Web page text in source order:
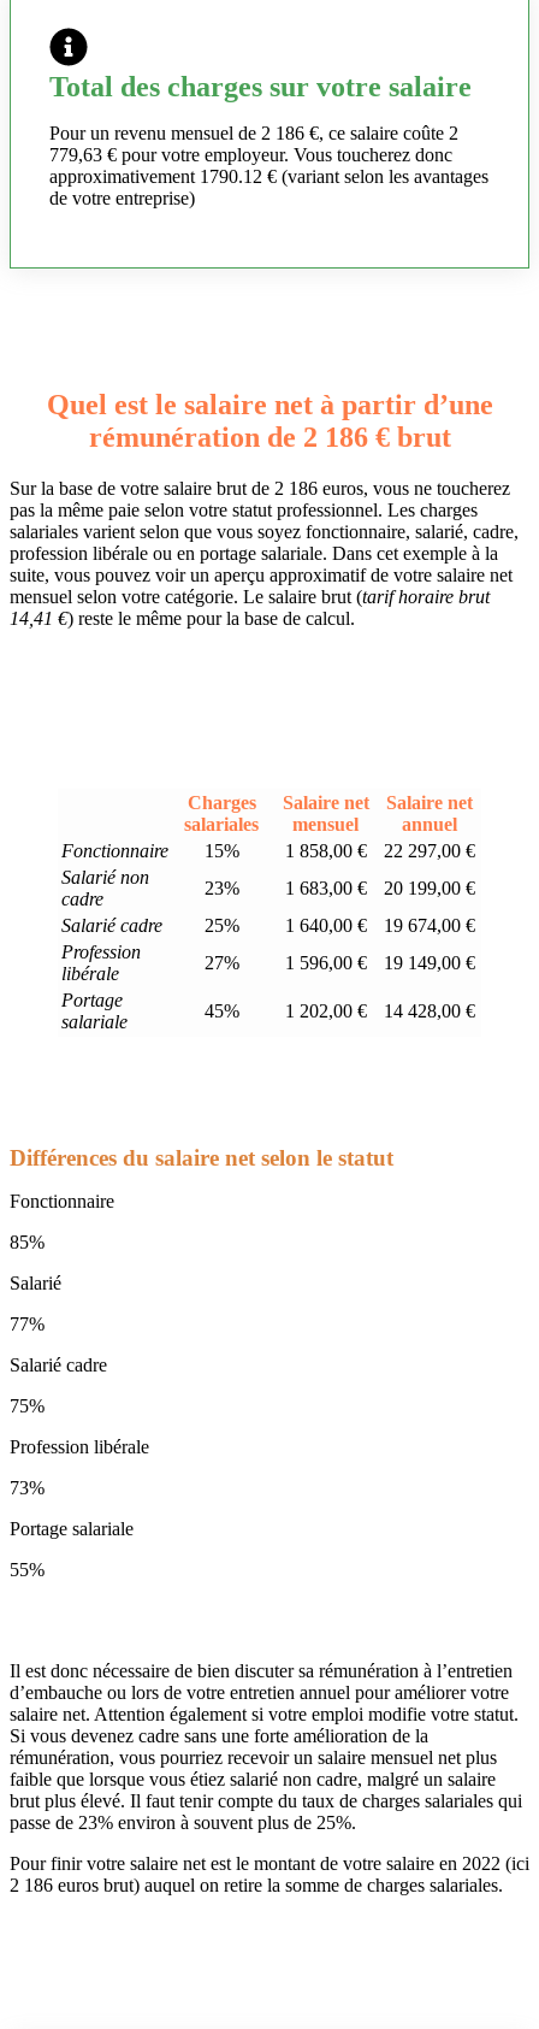
Total des charges sur votre salaire
Pour un revenu mensuel de 2 186 €, ce salaire coûte 2
779,63 € pour votre employeur. Vous toucherez donc
approximativement 1790.12 € (variant selon les avantages
de votre entreprise)
Quel est le salaire net à partir d’une
rémunération de 2 186 € brut
Sur la base de votre salaire brut de 2 186 euros, vous ne toucherez
pas la même paie selon votre statut professionnel. Les charges
salariales varient selon que vous soyez fonctionnaire, salarié, cadre,
profession libérale ou en portage salariale. Dans cet exemple à la
suite, vous pouvez voir un aperçu approximatif de votre salaire net
mensuel selon votre catégorie. Le salaire brut (tarif horaire brut
14,41 €) reste le même pour la base de calcul.
Charges
salariales
Salaire net
mensuel
Salaire net
annuel
Fonctionnaire
15% 1 858,00 €
22 297,00 €
Salarié non
cadre
23% 1 683,00 €
20 199,00 €
Salarié cadre
25% 1 640,00 €
19 674,00 €
Profession
libérale
27% 1 596,00 €
19 149,00 €
Portage
salariale
45% 1 202,00 € 14 428,00 €
Différences du salaire net selon le statut
Fonctionnaire
85%
Salarié
77%
Salarié cadre
75%
Profession libérale
73%
Portage salariale
55%
Il est donc nécessaire de bien discuter sa rémunération à l’entretien
d’embauche ou lors de votre entretien annuel pour améliorer votre
salaire net. Attention également si votre emploi modifie votre statut.
Si vous devenez cadre sans une forte amélioration de la
rémunération, vous pourriez recevoir un salaire mensuel net plus
faible que lorsque vous étiez salarié non cadre, malgré un salaire
brut plus élevé. Il faut tenir compte du taux de charges salariales qui
passe de 23% environ à souvent plus de 25%.
Pour finir votre salaire net est le montant de votre salaire en 2022 (ici
2 186 euros brut) auquel on retire la somme de charges salariales.